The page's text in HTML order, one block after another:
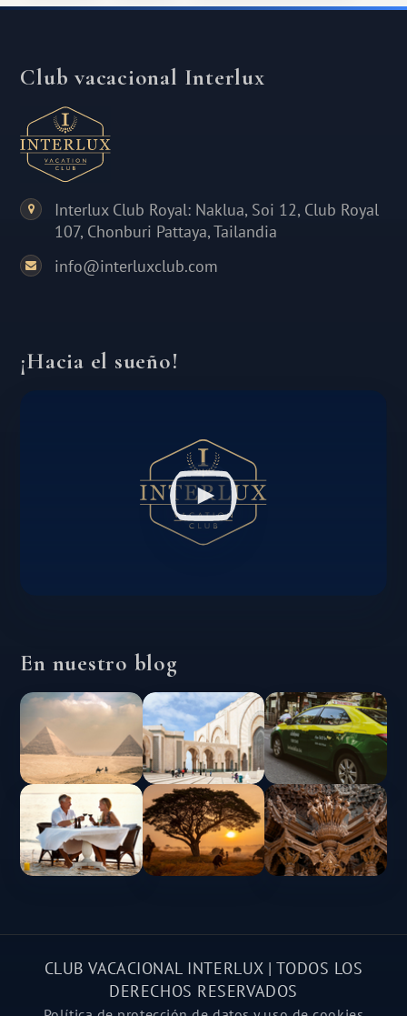
Club vacacional Interlux
Interlux Club Royal: Naklua, Soi 12, Club Royal
107, Chonburi Pattaya, Tailandia
info@interluxclub.com
¡Hacia el sueño!
En nuestro blog
CLUB VACACIONAL INTERLUX | TODOS LOS
DERECHOS RESERVADOS